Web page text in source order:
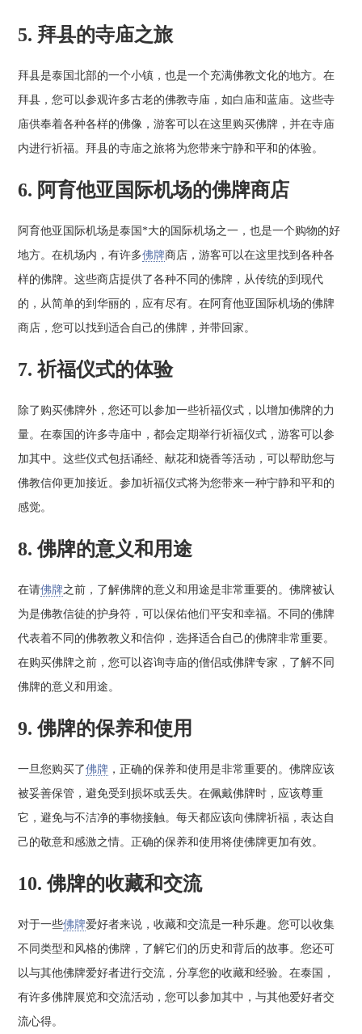
5. 拜县的寺庙之旅
拜县是泰国北部的一个小镇，也是一个充满佛教文化的地方。在
拜县，您可以参观许多古老的佛教寺庙，如白庙和蓝庙。这些寺
庙供奉着各种各样的佛像，游客可以在这里购买佛牌，并在寺庙
内进行祈福。拜县的寺庙之旅将为您带来宁静和平和的体验。
6. 阿育他亚国际机场的佛牌商店
阿育他亚国际机场是泰国*大的国际机场之一，也是一个购物的好
地方。在机场内，有许多佛牌商店，游客可以在这里找到各种各
样的佛牌。这些商店提供了各种不同的佛牌，从传统的到现代
的，从简单的到华丽的，应有尽有。在阿育他亚国际机场的佛牌
商店，您可以找到适合自己的佛牌，并带回家。
7. 祈福仪式的体验
除了购买佛牌外，您还可以参加一些祈福仪式，以增加佛牌的力
量。在泰国的许多寺庙中，都会定期举行祈福仪式，游客可以参
加其中。这些仪式包括诵经、献花和烧香等活动，可以帮助您与
佛教信仰更加接近。参加祈福仪式将为您带来一种宁静和平和的
感觉。
8. 佛牌的意义和用途
在请佛牌之前，了解佛牌的意义和用途是非常重要的。佛牌被认
为是佛教信徒的护身符，可以保佑他们平安和幸福。不同的佛牌
代表着不同的佛教教义和信仰，选择适合自己的佛牌非常重要。
在购买佛牌之前，您可以咨询寺庙的僧侣或佛牌专家，了解不同
佛牌的意义和用途。
9. 佛牌的保养和使用
一旦您购买了佛牌 ，正确的保养和使用是非常重要的。佛牌应该
被妥善保管，避免受到损坏或丢失。在佩戴佛牌时，应该尊重
它，避免与不洁净的事物接触。每天都应该向佛牌祈福，表达自
己的敬意和感激之情。正确的保养和使用将使佛牌更加有效。
10. 佛牌的收藏和交流
对于一些佛牌爱好者来说，收藏和交流是一种乐趣。您可以收集
不同类型和风格的佛牌，了解它们的历史和背后的故事。您还可
以与其他佛牌爱好者进行交流，分享您的收藏和经验。在泰国，
有许多佛牌展览和交流活动，您可以参加其中，与其他爱好者交
流心得。